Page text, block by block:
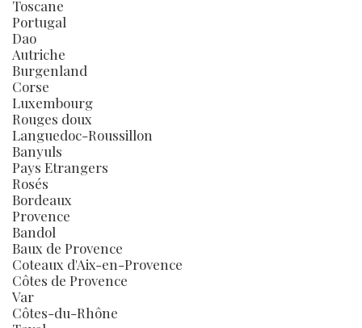
Toscane
Portugal
Dao
Autriche
Burgenland
Corse
Luxembourg
Rouges doux
Languedoc-Roussillon
Banyuls
Pays Etrangers
Rosés
Bordeaux
Provence
Bandol
Baux de Provence
Coteaux d'Aix-en-Provence
Côtes de Provence
Var
Côtes-du-Rhône